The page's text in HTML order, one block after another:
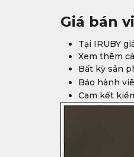
Giá bán
Tại IRUBY
Xem thêm
Bất kỳ sản
Bảo hành
Cam kết